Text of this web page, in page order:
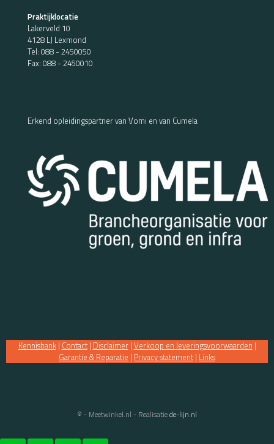
Praktijklocatie
Lakerveld 10
4128 LJ Lexmond
Tel: 088 - 2450050
Fax: 088 - 2450010
Erkend opleidingspartner van Vomi en van Cumela
Kennisbank| Contact| Disclaimer| Verkoop en leveringsvoorwaarden |
Garantie & Reparatie | Privacy statement | Links
© - Meetwinkel.nl - Realisatiede-lijn.nl